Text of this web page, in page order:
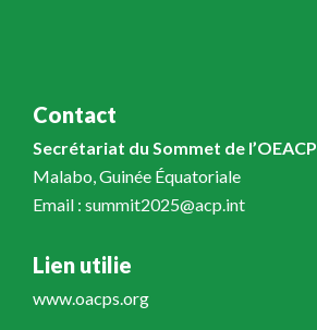
Contact
Secrétariat du Sommet de l’OEACP
Malabo, Guinée Équatoriale
Email : summit2025@acp.int
Lien utilie
www.oacps.org